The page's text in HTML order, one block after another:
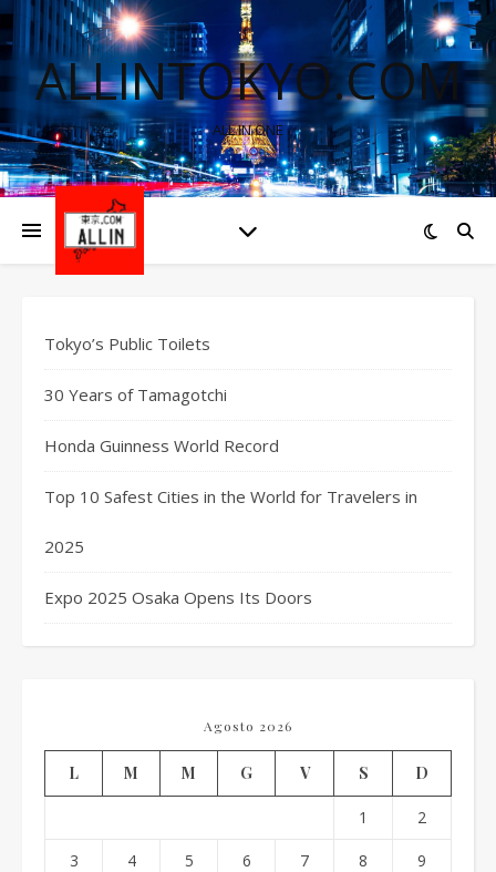
ALLINTOKYO.COM
ALL IN ONE
Tokyo’s Public Toilets
30 Years of Tamagotchi
Honda Guinness World Record
Top 10 Safest Cities in the World for Travelers in
2025
Expo 2025 Osaka Opens Its Doors
Agosto 2026
L M M G V S D
1 2
3 4 5 6 7 8 9